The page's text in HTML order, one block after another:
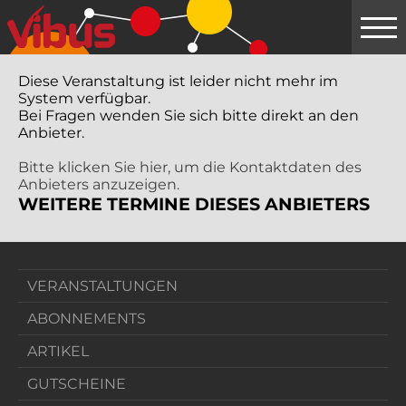
Springe
zum
Hauptinhalt
Diese Veranstaltung ist leider nicht mehr im
System verfügbar.
Bei Fragen wenden Sie sich bitte direkt an den
Anbieter.
Bitte klicken Sie hier, um die Kontaktdaten des
Anbieters anzuzeigen.
WEITERE TERMINE DIESES ANBIETERS
VERANSTALTUNGEN
ABONNEMENTS
ARTIKEL
GUTSCHEINE